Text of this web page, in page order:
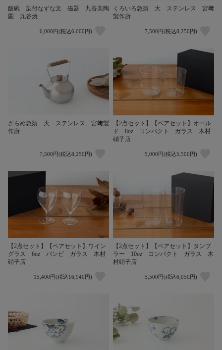
飯碗 染付なずな文 磁器 九谷美陶
園 九谷焼
6,000円(税込6,600円)
くろいろ急須 大 ステンレス 宮﨑
製作所
7,500円(税込8,250円)
ざらめ急須 大 ステンレス 宮﨑製
作所
7,500円(税込8,250円)
【2点セット】【ペアセット】オール
ド 8oz コンパクト ガラス 木村
硝子店
5,000円(税込5,500円)
【2点セット】【ペアセット】ワイン
グラス 6oz バンビ ガラス 木村
硝子店
15,400円(税込16,940円)
【2点セット】【ペアセット】タンブ
ラー 10oz コンパクト ガラス 木
村硝子店
5,500円(税込6,050円)